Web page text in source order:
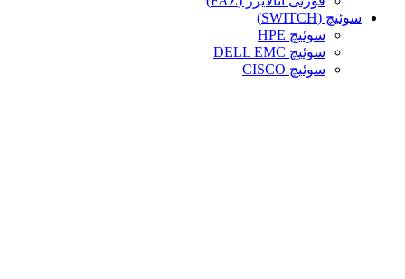
سوئیچ (SWITCH)
سوئیچ HPE
سوئیچ DELL EMC
سوئیچ CISCO